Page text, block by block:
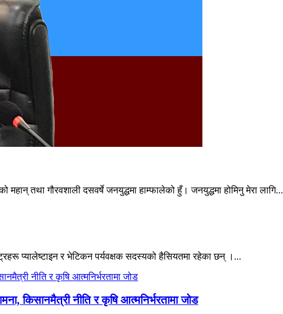
महान् तथा गौरवशाली दसवर्षे जनयुद्धमा हाम्फालेको हुँ। जनयुद्धमा होमिनु मेरा लागि...
प्यालेष्टाइन र भेटिकन पर्यवक्षक सदस्यको हैसियतमा रहेका छन् ।...
किसानमैत्री नीति र कृषि आत्मनिर्भरतामा जोड